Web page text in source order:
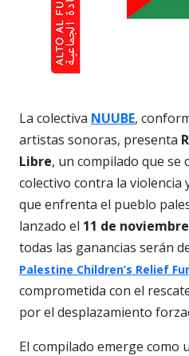
La colectiva NUUBE,
artistas sonoras, presenta
Libre, un compilado que
colectivo contra la violencia
que enfrenta el pueblo
lanzado el 11 de
todas las ganancias serán
Palestine Children’s Relief
comprometida con el
por el desplazamiento
El compilado emerge como